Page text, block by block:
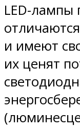
LED-лампы
и имеют
их ценят